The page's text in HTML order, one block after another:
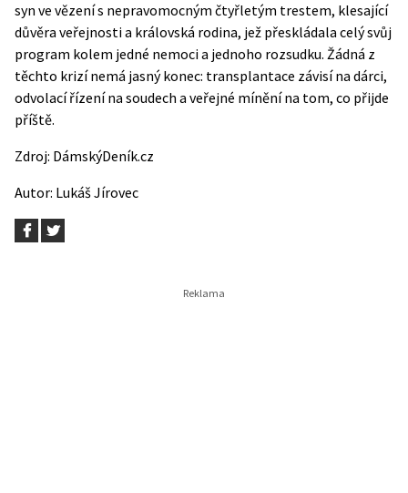
syn ve vězení s nepravomocným čtyřletým trestem, klesající
důvěra veřejnosti a královská rodina, jež přeskládala celý svůj
program kolem jedné nemoci a jednoho rozsudku. Žádná z
těchto krizí nemá jasný konec: transplantace závisí na dárci,
odvolací řízení na soudech a veřejné mínění na tom, co přijde
příště.
Zdroj: DámskýDeník.cz
Autor: Lukáš Jírovec